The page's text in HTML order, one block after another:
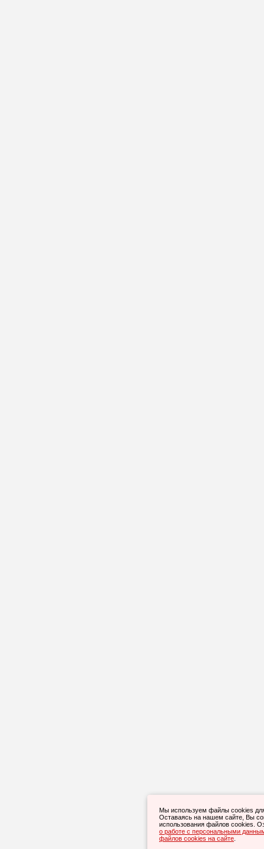
Мы используем файлы cookies
Оставаясь на нашем сайте, Вы
использования файлов cookies.
о работе с персональными
файлов cookies на сайте